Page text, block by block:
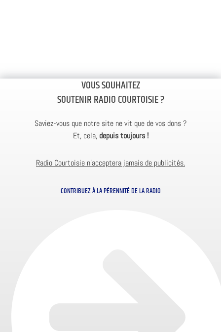
VOUS SOUHAITEZ
SOUTENIR RADIO COURTOISIE ?
Saviez-vous que notre site ne vit que de vos dons ?
Et, cela, depuis toujours !
Radio Courtoisie n’acceptera jamais de publicités.
CONTRIBUEZ À LA PÉRENNITÉ DE LA RADIO